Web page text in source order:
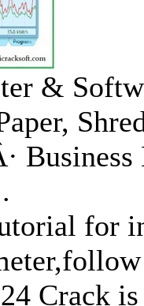
&
for
Crack